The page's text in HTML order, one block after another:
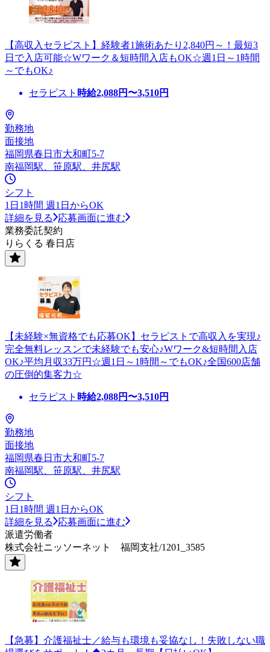
【高収入セラピスト】経験者1施術あたり2,840円～！最短3
日で入店可能☆Wワーク＆短時間入店もOK☆週1日～1時間
～でもOK♪
セラピスト 時給2,088円〜3,510円
勤務地
面接地
福岡県春日市大和町5-7
南福岡駅、笹原駅、井尻駅
シフト
1日1時間 週1日からOK
詳細を見る
応募画面に進む
業務委託契約
りらくる 春日店
【未経験×無資格でも応募OK】セラピストで高収入を実現♪
完全無料レッスンで未経験でも安心♪Wワーク&短時間入店
OK♪平均月収33万円☆週1日～1時間～でもOK♪全国600店舗
の圧倒的集客力☆
セラピスト 時給2,088円〜3,510円
勤務地
面接地
福岡県春日市大和町5-7
南福岡駅、笹原駅、井尻駅
シフト
1日1時間 週1日からOK
詳細を見る
応募画面に進む
派遣労働者
株式会社ニッソーネット 福岡支社/1201_3585
【急募】介護福祉士／給与も環境も妥協なし！失敗しない職